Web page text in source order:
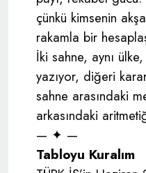
çünkü kimsenin
rakamla bir
İki sahne, aynı
yazıyor, diğeri
sahne arasındaki
arkasındaki
— ✦ —
Tabloyu Kuralım